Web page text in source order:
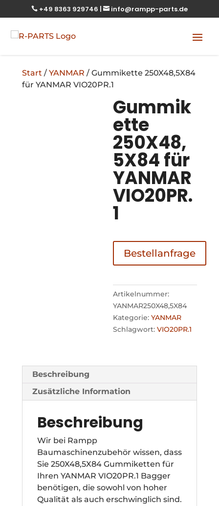
 +49 8363 929746 |  info@rampp-parts.de
Start / YANMAR / Gummikette 250X48,5X84
für YANMAR VIO20PR.1
Gummik
ette
250X48,
5X84 für
YANMAR
VIO20PR.
1
Bestellanfrage
Artikelnummer:
YANMAR250X48,5X84
Kategorie:YANMAR
Schlagwort:VIO20PR.1
Beschreibung
Zusätzliche Information
Beschreibung
Wir bei Rampp
Baumaschinenzubehör wissen, dass
Sie 250X48,5X84 Gummiketten für
Ihren YANMAR VIO20PR.1 Bagger
benötigen, die sowohl von hoher
Qualität als auch erschwinglich sind.